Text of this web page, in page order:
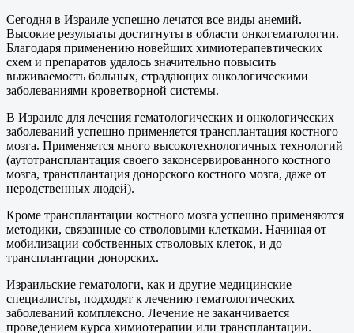
Сегодня в Израиле успешно лечатся все виды анемий.
Высокие результаты достигнуты в области онкогематологии.
Благодаря применению новейших химиотерапевтических
схем и препаратов удалось значительно повысить
выживаемость больных, страдающих онкологическими
заболеваниями кроветворной системы.
В Израиле для лечения гематологических и онкологических
заболеваний успешно применяется трансплантация костного
мозга. Применяется много высокотехнологичных технологий
(аутотрансплантация своего законсервированного костного
мозга, трансплантация донорского костного мозга, даже от
неродственных людей).
Кроме трансплантации костного мозга успешно применяются
методики, связанные со стволовыми клетками. Начиная от
мобилизации собственных стволовых клеток, и до
трансплантации донорских.
Израильские гематологи, как и другие медицинские
специалисты, подходят к лечению гематологических
заболеваний комплексно. Лечение не заканчивается
проведением курса химиотерапии или трансплантации.